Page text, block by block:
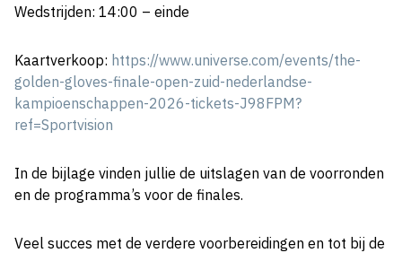
Wedstrijden: 14:00 – einde
Kaartverkoop: https://www.universe.com/events/the-
golden-gloves-finale-open-zuid-nederlandse-
kampioenschappen-2026-tickets-J98FPM?
ref=Sportvision
In de bijlage vinden jullie de uitslagen van de voorronden
en de programma’s voor de finales.
Veel succes met de verdere voorbereidingen en tot bij de